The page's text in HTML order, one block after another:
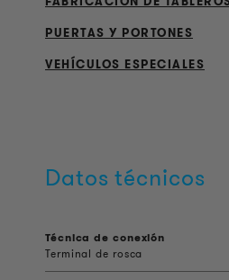
PUERTAS Y PORTONES
VEHÍCULOS ESPECIALES
Datos técnicos
Técnica de conexión
Terminal de rosca